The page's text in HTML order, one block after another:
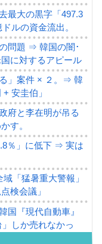
最大の黒字「497.3
ルの資金流出。
問題 ⇒ 韓国の闇･
に対するアピール
」案件 × ２。⇒ 韓
安圭伯」
府と李在明が吊る
す。
％」に低下 ⇒ 実は
「猛暑重大警報」
検会議」
国『現代自動車』
しか売れなかっ